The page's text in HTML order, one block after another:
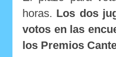
horas. Los dos
votos en las
los Premios